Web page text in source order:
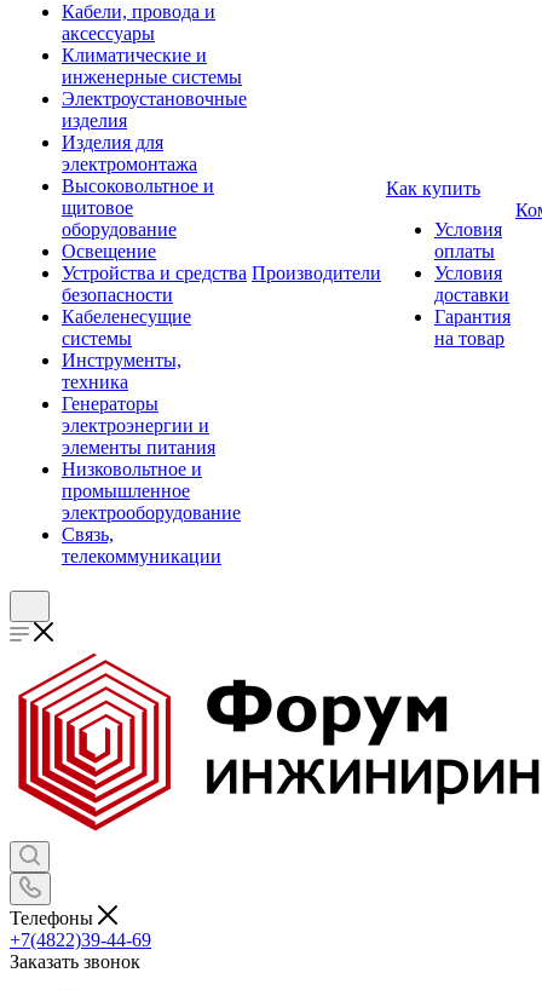
Кабели, провода и
аксессуары
Климатические и
инженерные системы
Электроустановочные
изделия
Изделия для
электромонтажа
Высоковольтное и
щитовое
оборудование
Освещение
Устройства и средства
безопасности
Кабеленесущие
системы
Инструменты,
техника
Генераторы
электроэнергии и
элементы питания
Низковольтное и
промышленное
электрооборудование
Связь,
телекоммуникации
Производители
Как купить
Условия
оплаты
Условия
доставки
Гарантия
на товар
Телефоны
+7(4822)39-44-69
Заказать звонок